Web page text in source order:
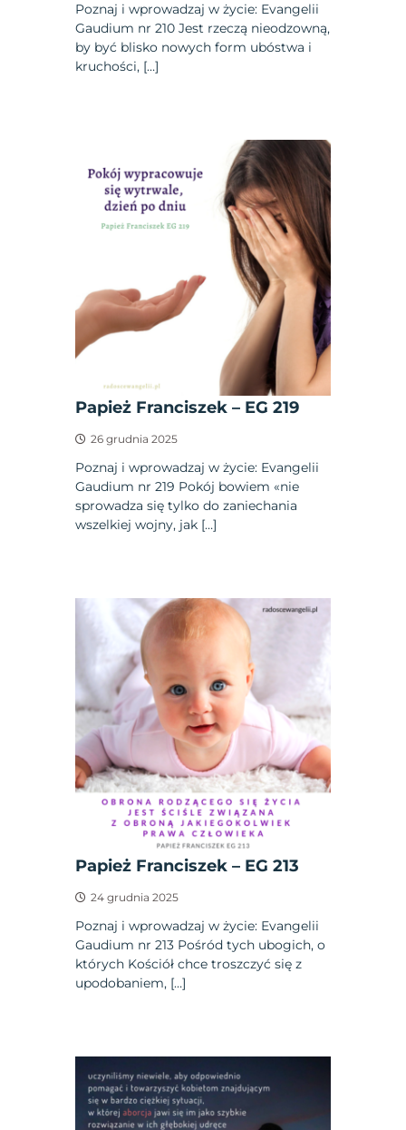
Poznaj i wprowadzaj w życie: Evangelii
Gaudium nr 210 Jest rzeczą nieodzowną,
by być blisko nowych form ubóstwa i
kruchości, […]
Papież Franciszek – EG 219
26 grudnia 2025
Poznaj i wprowadzaj w życie: Evangelii
Gaudium nr 219 Pokój bowiem «nie
sprowadza się tylko do zaniechania
wszelkiej wojny, jak […]
Papież Franciszek – EG 213
24 grudnia 2025
Poznaj i wprowadzaj w życie: Evangelii
Gaudium nr 213 Pośród tych ubogich, o
których Kościół chce troszczyć się z
upodobaniem, […]